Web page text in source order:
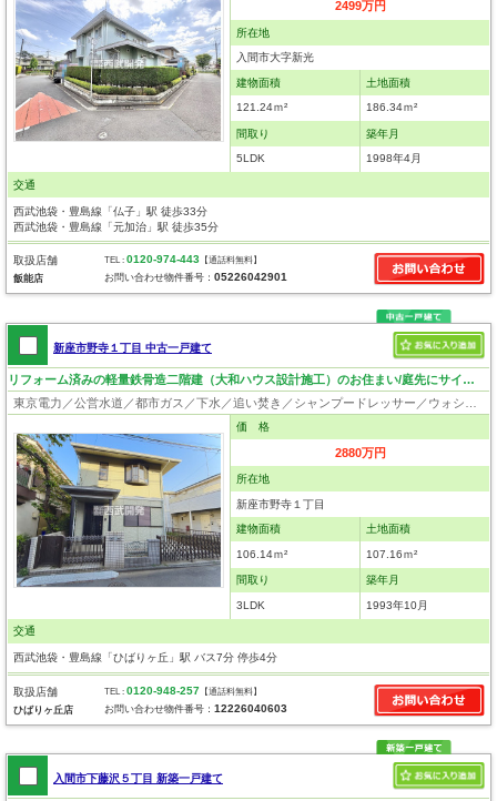
2499万円
所在地
入間市大字新光
建物面積
121.24ｍ²
土地面積
186.34ｍ²
間取り
5LDK
築年月
1998年4月
交通
西武池袋・豊島線「仏子」駅 徒歩33分
西武池袋・豊島線「元加治」駅 徒歩35分
取扱店舗
飯能店
TEL :0120-974-443 【通話料無料】
お問い合わせ物件番号：05226042901
新座市野寺１丁目 中古一戸建て
リフォーム済みの軽量鉄骨造二階建（大和ハウス設計施工）のお住まい/庭先にサイクルポートあり
価 格
2880万円
所在地
新座市野寺１丁目
建物面積
106.14ｍ²
土地面積
107.16ｍ²
間取り
3LDK
築年月
1993年10月
交通
西武池袋・豊島線「ひばりヶ丘」駅 バス7分 停歩4分
取扱店舗
ひばりヶ丘店
TEL :0120-948-257 【通話料無料】
お問い合わせ物件番号：12226040603
入間市下藤沢５丁目 新築一戸建て